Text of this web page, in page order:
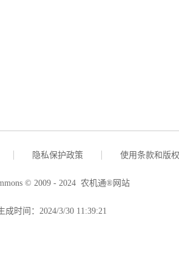
隐私保护政策 使用条款和版
© 2009 - 2024 农机通®网站
成时间：2024/3/30 11:39:21